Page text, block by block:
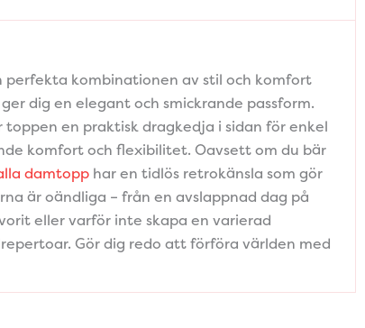
perfekta kombinationen av stil och komfort
dig en elegant och smickrande passform.
en praktisk dragkedja i sidan för enkel
komfort och flexibilitet. Oavsett om du bär
damtopp har en tidlös retrokänsla som gör
är oändliga – från en avslappnad dag på
eller varför inte skapa en varierad
Gör dig redo att förföra världen med